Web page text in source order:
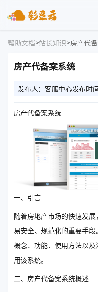
帮助文档>站长知识>房产代
房产代备案系统
发布人：客服中心发布时
房产代备案系统
一、引言
随着房地产市场的快速发
易安全、规范化的重要手
概念、功能、使用方法以
用该系统。
二、房产代备案系统概述